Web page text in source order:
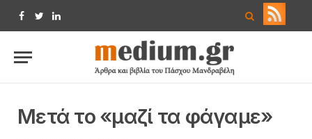
Facebook
TwitterLinkedIn
Μετά το «μαζί τα φάγαμε»